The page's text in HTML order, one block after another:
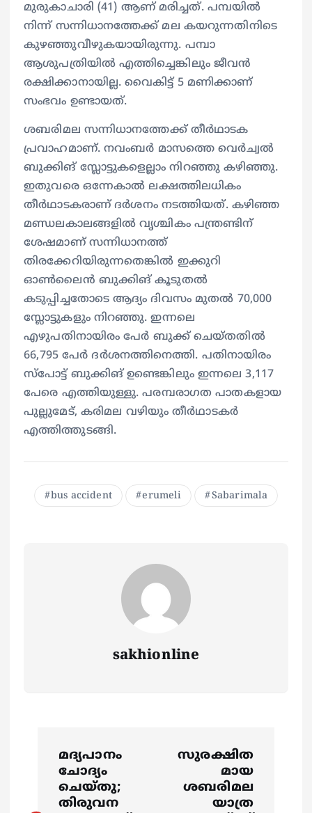
മുരുകാചാരി (41) ആണ് മരിച്ചത്. പമ്പയില്‍
നിന്ന് സന്നിധാനത്തേക്ക് മല കയറുന്നതിനിടെ
കുഴഞ്ഞുവീഴുകയായിരുന്നു. പമ്പാ
ആശുപത്രിയില്‍ എത്തിച്ചെങ്കിലും ജീവന്‍
രക്ഷിക്കാനായില്ല. വൈകിട്ട് 5 മണിക്കാണ്
സംഭവം ഉണ്ടായത്.
ശബരിമല സന്നിധാനത്തേക്ക് തീര്‍ഥാടക
പ്രവാഹമാണ്. നവംബര്‍ മാസത്തെ വെര്‍ച്വല്‍
ബുക്കിങ് സ്ലോട്ടുകളെല്ലാം നിറഞ്ഞു കഴിഞ്ഞു.
ഇതുവരെ ഒന്നേകാല്‍ ലക്ഷത്തിലധികം
തീര്‍ഥാടകരാണ് ദര്‍ശനം നടത്തിയത്. കഴിഞ്ഞ
മണ്ഡലകാലങ്ങളില്‍ വൃശ്ചികം പന്ത്രണ്ടിന്
ശേഷമാണ് സന്നിധാനത്ത്
തിരക്കേറിയിരുന്നതെങ്കില്‍ ഇക്കുറി
ഓണ്‍ലൈന്‍ ബുക്കിങ് കൂടുതല്‍
കടുപ്പിച്ചതോടെ ആദ്യം ദിവസം മുതല്‍ 70,000
സ്ലോട്ടുകളും നിറഞ്ഞു. ഇന്നലെ
എഴുപതിനായിരം പേര്‍ ബുക്ക് ചെയ്തതില്‍
66,795 പേര്‍ ദര്‍ശനത്തിനെത്തി. പതിനായിരം
സ്‌പോട്ട് ബുക്കിങ് ഉണ്ടെങ്കിലും ഇന്നലെ 3,117
പേരെ എത്തിയുള്ളു. പരമ്പരാഗത പാതകളായ
പുല്ലുമേട്, കരിമല വഴിയും തീര്‍ഥാടകര്‍
എത്തിത്തുടങ്ങി.
bus accident erumeli Sabarimala
sakhionline
മദ്യപാനം
ചോദ്യം
ചെയ്തു;
തിരുവന
സുരക്ഷിത
മായ
ശബരിമല
യാത്ര